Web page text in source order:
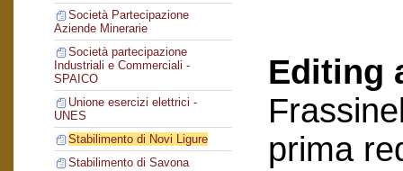
Società Partecipazione
Aziende Minerarie
Società partecipazione
Industriali e Commerciali -
SPAICO
Unione esercizi elettrici -
UNES
Stabilimento di Novi Ligure
Stabilimento di Savona
Editing
prima